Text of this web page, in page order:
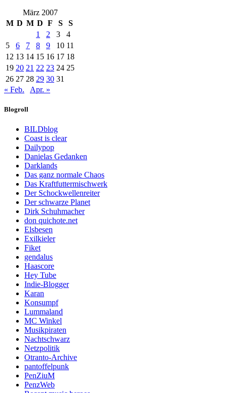
März 2007
M D M D F S
S
1
2 3
4
5
6 7 8 9 10 11
12 13 14 15 16 17 18
19 20 21 22 23 24 25
26 27 28 29 30 31
« Feb.
Apr. »
Blogroll
BILDblog
Coast is clear
Dailypop
Danielas Gedanken
Darklands
Das ganz normale Chaos
Das Kraftfuttermischwerk
Der Schockwellenreiter
Der schwarze Planet
Dirk Schuhmacher
don quichote.net
Elsbesen
Exilkieler
Fiket
gendalus
Haascore
Hey Tube
Indie-Blogger
Karan
Konsumpf
Lummaland
MC Winkel
Musikpiraten
Nachtschwarz
Netzpolitik
Otranto-Archive
pantoffelpunk
PenZiuM
PenzWeb